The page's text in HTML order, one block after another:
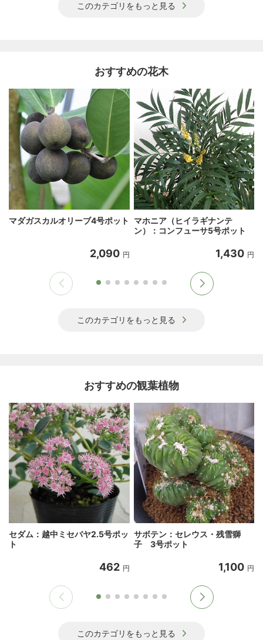
このカテゴリをもっと見る
おすすめの花木
マダガスカルオリーブ4号ポット
2,090 円
マホニア（ヒイラギナンテ
ン）：コンフューサ5号ポット
1,430 円
このカテゴリをもっと見る
おすすめの観葉植物
セダム：越中ミセバヤ2.5号ポッ
ト
462 円
サボテン：セレウス・残雪獅
子 3号ポット
1,100 円
このカテゴリをもっと見る